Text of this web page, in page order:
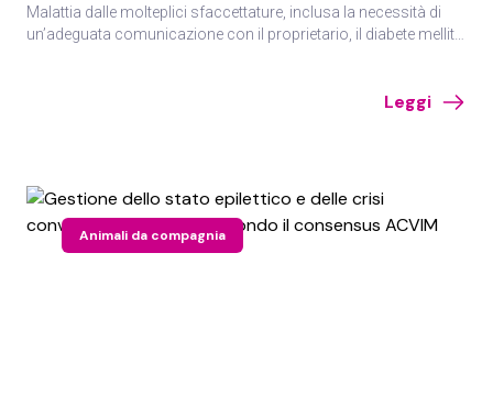
Malattia dalle molteplici sfaccettature, inclusa la necessità di
un’adeguata comunicazione con il proprietario, il diabete mellito
Leggi
Animali da compagnia